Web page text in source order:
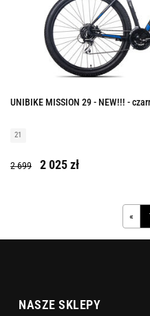
UNIBIKE MISSION 29 - NEW!!! -
21
2 699 2 025 zł
«
NASZE SKLEPY